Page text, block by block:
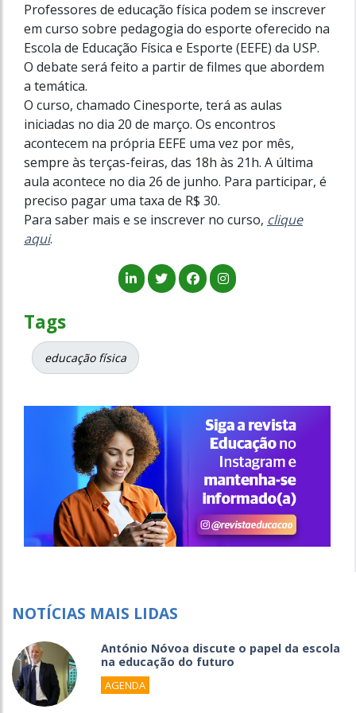
Professores de educação física podem se inscrever
em curso sobre pedagogia do esporte oferecido na
Escola de Educação Física e Esporte (EEFE) da USP.
O debate será feito a partir de filmes que abordem
a temática.
O curso, chamado Cinesporte, terá as aulas
iniciadas no dia 20 de março. Os encontros
acontecem na própria EEFE uma vez por mês,
sempre às terças-feiras, das 18h às 21h. A última
aula acontece no dia 26 de junho. Para participar, é
preciso pagar uma taxa de R$ 30.
Para saber mais e se inscrever no curso, clique
aqui.
Tags
educação física
NOTÍCIAS MAIS LIDAS
António Nóvoa discute o papel da escola
na educação do futuro
AGENDA